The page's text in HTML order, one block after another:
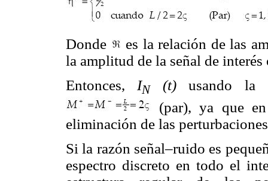
Donde
es la relación de las
la amplitud de la señal de
Entonces, IN(t)usando la
(par), ya que
eliminación de las
Si la razón señal–ruido es
espectro discreto en todo el